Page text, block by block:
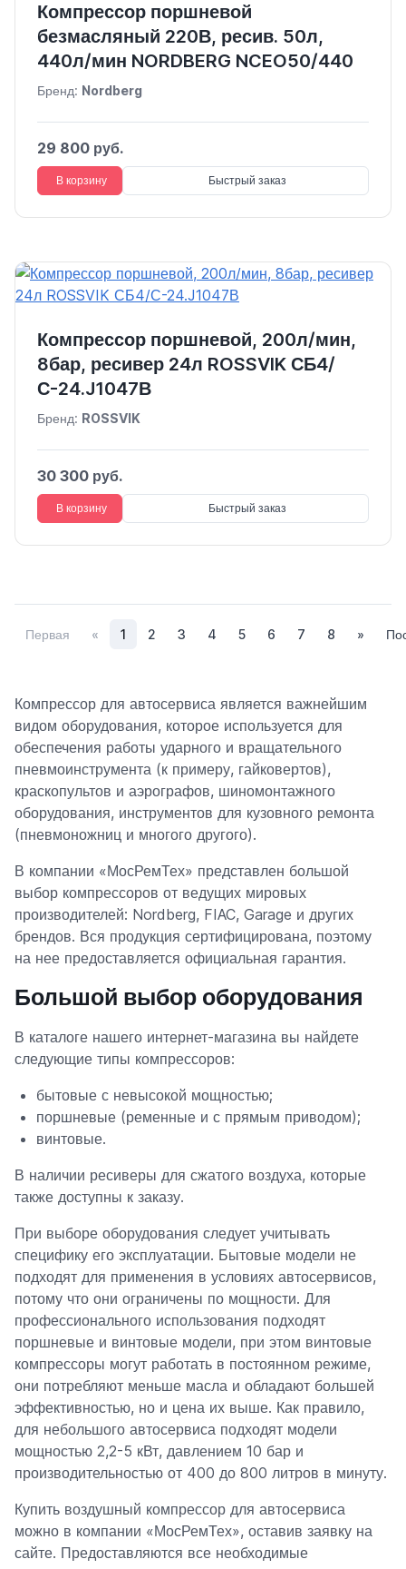
Компрессор поршневой
безмасляный 220В, ресив. 50л,
440л/мин NORDBERG NCEO50/440
Бренд: Nordberg
29 800 руб.
В корзину Быстрый заказ
Компрессор поршневой, 200л/мин,
8бар, ресивер 24л ROSSVIK СБ4/
С-24.J1047В
Бренд: ROSSVIK
30 300 руб.
В корзину Быстрый заказ
Первая « 1 2 3 4 5 6 7 8 »
Компрессор для автосервиса является важнейшим
видом оборудования, которое используется для
обеспечения работы ударного и вращательного
пневмоинструмента (к примеру, гайковертов),
краскопультов и аэрографов, шиномонтажного
оборудования, инструментов для кузовного ремонта
(пневмоножниц и многого другого).
В компании «МосРемТех» представлен большой
выбор компрессоров от ведущих мировых
производителей: Nordberg, FIAC, Garage и других
брендов. Вся продукция сертифицирована, поэтому
на нее предоставляется официальная гарантия.
Большой выбор оборудования
В каталоге нашего интернет-магазина вы найдете
следующие типы компрессоров:
бытовые с невысокой мощностью;
поршневые (ременные и с прямым приводом);
винтовые.
В наличии ресиверы для сжатого воздуха, которые
также доступны к заказу.
При выборе оборудования следует учитывать
специфику его эксплуатации. Бытовые модели не
подходят для применения в условиях автосервисов,
потому что они ограничены по мощности. Для
профессионального использования подходят
поршневые и винтовые модели, при этом винтовые
компрессоры могут работать в постоянном режиме,
они потребляют меньше масла и обладают большей
эффективностью, но и цена их выше. Как правило,
для небольшого автосервиса подходят модели
мощностью 2,2-5 кВт, давлением 10 бар и
производительностью от 400 до 800 литров в минуту.
Купить воздушный компрессор для автосервиса
можно в компании «МосРемТех», оставив заявку на
сайте. Предоставляются все необходимые